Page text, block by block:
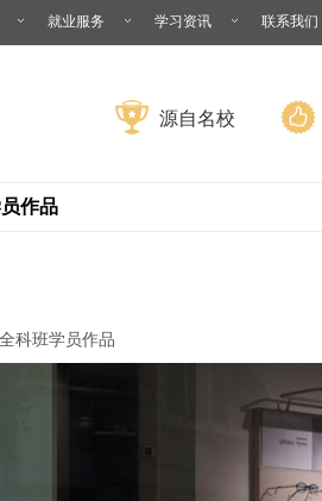
就业服务 学习资讯 联系我们
源自名校
作品
科班学员作品